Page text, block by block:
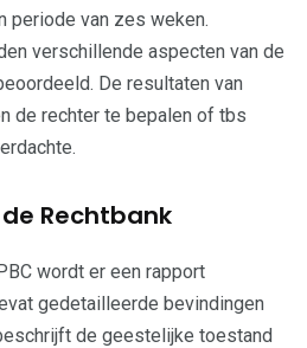
periode van zes weken.
verschillende aspecten van de
De resultaten van
de rechter te bepalen of tbs
Rechtbank
wordt er een rapport
gedetailleerde bevindingen
de geestelijke toestand